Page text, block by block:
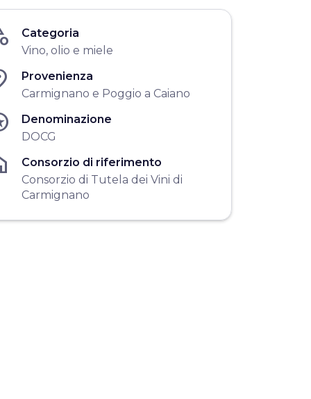
Categoria
Vino, olio e miele
Provenienza
Carmignano e Poggio a Caiano
Denominazione
DOCG
Consorzio di riferimento
Consorzio di Tutela dei Vini di
Carmignano